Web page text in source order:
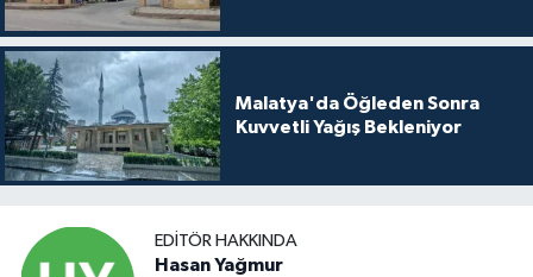
Malatya'da Öğleden Sonra
Kuvvetli Yağış Bekleniyor
EDITÖR HAKKINDA
Hasan Yağmur